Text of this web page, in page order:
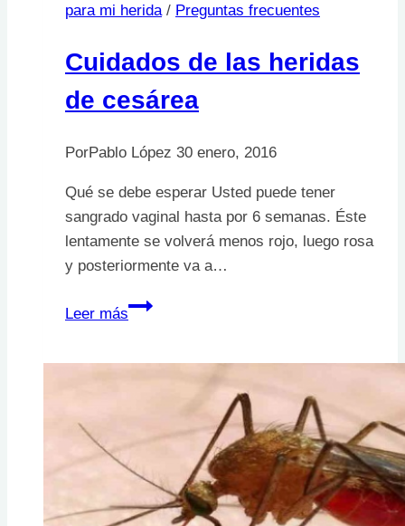
para mi herida / Preguntas frecuentes
Cuidados de las heridas
de cesárea
PorPablo López 30 enero, 2016
Qué se debe esperar Usted puede tener
sangrado vaginal hasta por 6 semanas. Éste
lentamente se volverá menos rojo, luego rosa
y posteriormente va a…
Leer más
Cuidados